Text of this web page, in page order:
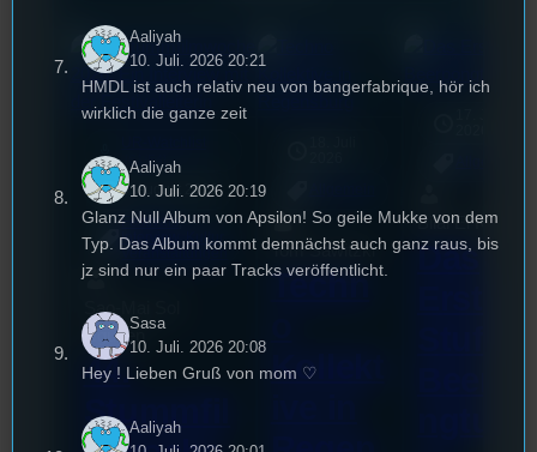
[S1/E4]
3. August 2026
Festivals ,
Interview
Kultur
Veranstaltungen
Sao-Mai Sol
Nguyen
44.
Stummfil
Tom Sawitzki
Techn
Kollekt
Bilal El Kasmi
Das
Aaliyah
10. Juli. 2026 20:21
HMDL ist auch relativ neu von bangerfabrique, hör ich
wirklich die ganze zeit
Aaliyah
10. Juli. 2026 20:19
Glanz Null Album von Apsilon! So geile Mukke von dem
Typ. Das Album kommt demnächst auch ganz raus, bis
jz sind nur ein paar Tracks veröffentlicht.
Sasa
10. Juli. 2026 20:08
Hey ! Lieben Gruß von mom ♡
Aaliyah